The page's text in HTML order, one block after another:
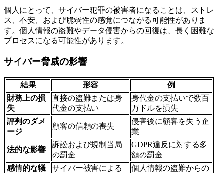
個人にとって、サイバー犯罪の被害者になることは、ストレ
ス、不安、および脆弱性の感覚につながる可能性がありま
す。個人情報の盗難やデータ侵害からの回復は、長く困難な
プロセスになる可能性があります。
サイバー脅威の影響
結果 形容
例
財務上の損
失
直接の盗難または身
代金の支払い
身代金の支払いで数百
万ドルを損失
評判のダメ
ージ
顧客の信頼の喪失
侵害後に顧客を失う企
業
法的な影響
訴訟および規制当局
の罰金
GDPR違反に対する多
額の罰金
感情的な犠
サイバー被害による
個人情報の盗難からの